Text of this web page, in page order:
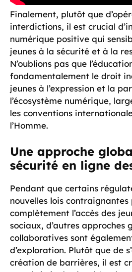
Finalement, plutôt que
interdictions, il est crucial
numérique positive qui
jeunes à la sécurité et à la
N’oublions pas que
fondamentalement le droit
jeunes à l’expression et la
l’écosystème numérique,
les conventions
l’Homme.
Une approche
sécurité en ligne
Pendant que certains
nouvelles lois
complètement l’accès des
sociaux, d’autres approches
collaboratives sont
d’exploration. Plutôt que de
création de barrières, il est